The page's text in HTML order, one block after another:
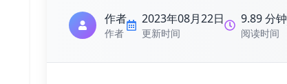
作者
作者
2023年08月22日
更新时间
9.89 分钟
阅读时间